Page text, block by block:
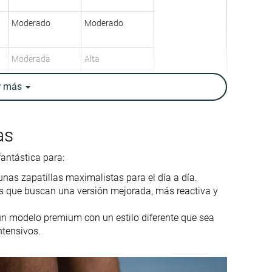
Moderado Moderado
Moderada Alta
Neutral
10.1 oz / 285g
9.6 oz / 272g
7.0 mm
6.0 mm
Talón
Medio/antepié
Talón
Medio/antepié
más
para:
zapatillas maximalistas para el día a día.
buscan una versión mejorada, más reactiva y
modelo premium con un estilo diferente que sea